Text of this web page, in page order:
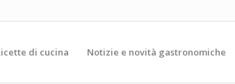
di cucina Notizie e novità gastronomiche